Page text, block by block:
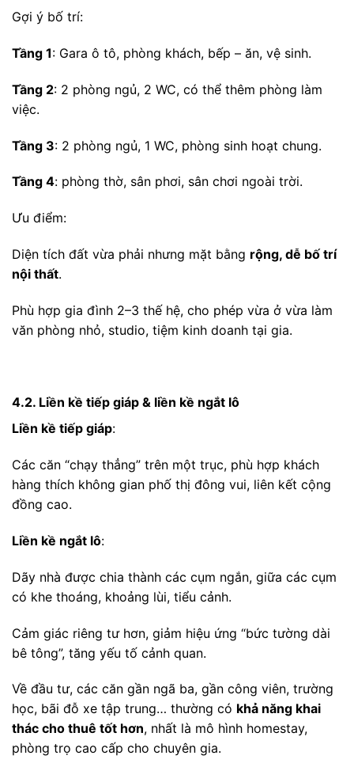
Gợi ý bố trí:
Tầng 1: Gara ô tô, phòng khách, bếp – ăn, vệ sinh.
Tầng 2: 2 phòng ngủ, 2 WC, có thể thêm phòng làm
việc.
Tầng 3: 2 phòng ngủ, 1 WC, phòng sinh hoạt chung.
Tầng 4: phòng thờ, sân phơi, sân chơi ngoài trời.
Ưu điểm:
Diện tích đất vừa phải nhưng mặt bằng rộng, dễ bố trí
nội thất.
Phù hợp gia đình 2–3 thế hệ, cho phép vừa ở vừa làm
văn phòng nhỏ, studio, tiệm kinh doanh tại gia.
4.2. Liền kề tiếp giáp & liền kề ngắt lô
Liền kề tiếp giáp:
Các căn “chạy thẳng” trên một trục, phù hợp khách
hàng thích không gian phố thị đông vui, liên kết cộng
đồng cao.
Liền kề ngắt lô:
Dãy nhà được chia thành các cụm ngắn, giữa các cụm
có khe thoáng, khoảng lùi, tiểu cảnh.
Cảm giác riêng tư hơn, giảm hiệu ứng “bức tường dài
bê tông”, tăng yếu tố cảnh quan.
Về đầu tư, các căn gần ngã ba, gần công viên, trường
học, bãi đỗ xe tập trung… thường có khả năng khai
thác cho thuê tốt hơn, nhất là mô hình homestay,
phòng trọ cao cấp cho chuyên gia.